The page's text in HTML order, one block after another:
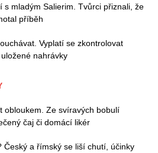
s mladým Salierim. Tvůrci přiznali, že
příběh
Vyplatí se zkontrolovat
nahrávky
obloukem. Ze svíravých bobulí
čaj či domácí likér
Český a římský se liší chutí, účinky